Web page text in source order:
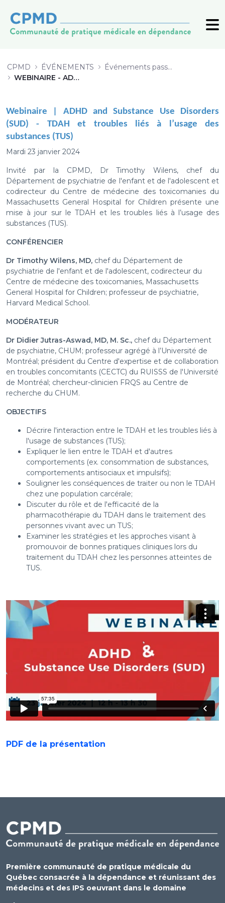
CPMD ÉVÉNEMENTS
Événements passés (archive)
WEBINAIRE - ADHD & Substance Use Disorders
Webinaire | ADHD and Substance Use Disorders
(SUD) - TDAH et troubles liés à l’usage des
substances (TUS)
Mardi 23 janvier 2024
Invité par la CPMD, Dr Timothy Wilens, chef du
Département de psychiatrie de l'enfant et de l'adolescent et
codirecteur du Centre de médecine des toxicomanies du
Massachusetts General Hospital for Children présente une
mise à jour sur le TDAH et les troubles liés à l’usage des
substances (TUS).
CONFÉRENCIER
Dr Timothy Wilens, MD, chef du Département de
psychiatrie de l'enfant et de l'adolescent, codirecteur du
Centre de médecine des toxicomanies, Massachusetts
General Hospital for Children; professeur de psychiatrie,
Harvard Medical School.
MODÉRATEUR
Dr Didier Jutras-Aswad, MD, M. Sc., chef du Département
de psychiatrie, CHUM; professeur agrégé à l’Université de
Montréal; président du Centre d'expertise et de collaboration
en troubles concomitants (CECTC) du RUISSS de l'Université
de Montréal; chercheur-clinicien FRQS au Centre de
recherche du CHUM.
OBJECTIFS
Décrire l'interaction entre le TDAH et les troubles liés à
l'usage de substances (TUS);
Expliquer le lien entre le TDAH et d'autres
comportements (ex. consommation de substances,
comportements antisociaux et impulsifs);
Souligner les conséquences de traiter ou non le TDAH
chez une population carcérale;
Discuter du rôle et de l'efficacité de la
pharmacothérapie du TDAH dans le traitement des
personnes vivant avec un TUS;
Examiner les stratégies et les approches visant à
promouvoir de bonnes pratiques cliniques lors du
traitement du TDAH chez les personnes atteintes de
TUS.
PDF de la présentation
Première communauté de pratique médicale du
Québec consacrée à la dépendance et réunissant des
médecins et des IPS oeuvrant dans le domaine